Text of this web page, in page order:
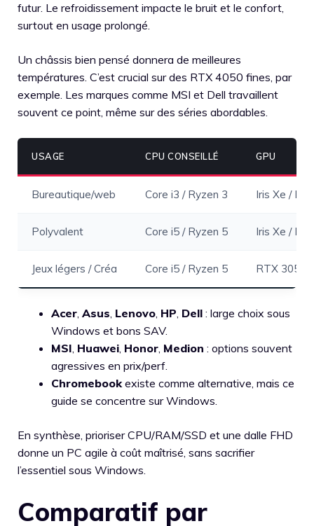
futur. Le refroidissement impacte le bruit et le confort,
surtout en usage prolongé.
Un châssis bien pensé donnera de meilleures
températures. C’est crucial sur des RTX 4050 fines, par
exemple. Les marques comme MSI et Dell travaillent
souvent ce point, même sur des séries abordables.
USAGE CPU CONSEILLÉ GPU
Bureautique/web Core i3 / Ryzen 3 Iris Xe /
Polyvalent Core i5 / Ryzen 5 Iris Xe /
Jeux légers / Créa Core i5 / Ryzen 5 RTX 3050/
Acer Asus Lenovo HP Dell : large choix sous
Windows et bons SAV.
MSI Huawei Honor Medion : options souvent
agressives en prix/perf.
Chromebook existe comme alternative, mais ce
guide se concentre sur Windows.
En synthèse, prioriser CPU/RAM/SSD et une dalle FHD
donne un PC agile à coût maîtrisé, sans sacrifier
l’essentiel sous Windows.
Comparatif par